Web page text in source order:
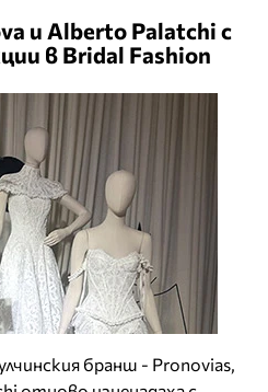
и Alberto Palatchi с
в Bridal Fashion
бранш - Pronovias,